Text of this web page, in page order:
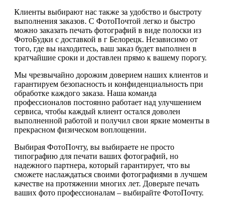
Клиенты выбирают нас также за удобство и быстроту
выполнения заказов. С ФотоПочтой легко и быстро
можно заказать печать фотографий в виде полоски из
ФотоБудки с доставкой в г Белорецк. Независимо от
того, где вы находитесь, ваш заказ будет выполнен в
кратчайшие сроки и доставлен прямо к вашему порогу.
Мы чрезвычайно дорожим доверием наших клиентов и
гарантируем безопасность и конфиденциальность при
обработке каждого заказа. Наша команда
профессионалов постоянно работает над улучшением
сервиса, чтобы каждый клиент остался доволен
выполненной работой и получил свои яркие моменты в
прекрасном физическом воплощении.
Выбирая ФотоПочту, вы выбираете не просто
типографию для печати ваших фотографий, но
надежного партнера, который гарантирует, что вы
сможете наслаждаться своими фотографиями в лучшем
качестве на протяжении многих лет. Доверьте печать
ваших фото профессионалам – выбирайте ФотоПочту.